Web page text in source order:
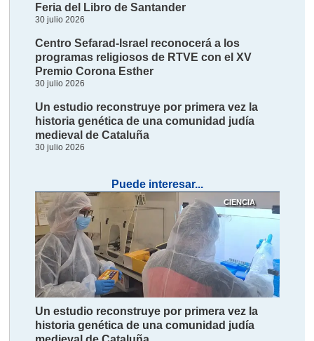
Feria del Libro de Santander
30 julio 2026
Centro Sefarad-Israel reconocerá a los
programas religiosos de RTVE con el XV
Premio Corona Esther
30 julio 2026
Un estudio reconstruye por primera vez la
historia genética de una comunidad judía
medieval de Cataluña
30 julio 2026
Puede interesar...
CIENCIA
Un estudio reconstruye por primera vez la
historia genética de una comunidad judía